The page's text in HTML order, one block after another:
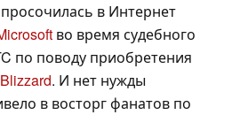
в Интернет
во время судебного
по поводу приобретения
Blizzard. И нет нужды
в восторг фанатов по